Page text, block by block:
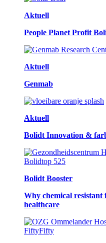
Aktuell
People Planet Profit
Aktuell
Genmab
Aktuell
Bolidt Innovation &
Bolidt Booster
Why chemical
healthcare